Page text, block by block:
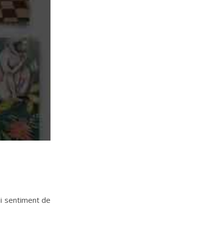
sentiment de